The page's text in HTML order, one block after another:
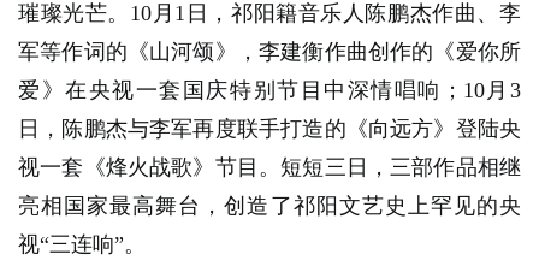
璀璨光芒。10月1日，祁阳籍音乐人陈鹏杰作曲、李
军等作词的《山河颂》，李建衡作曲创作的《爱你所
爱》在央视一套国庆特别节目中深情唱响；10月3
日，陈鹏杰与李军再度联手打造的《向远方》登陆央
视一套《烽火战歌》节目。短短三日，三部作品相继
亮相国家最高舞台，创造了祁阳文艺史上罕见的央
视“三连响”。